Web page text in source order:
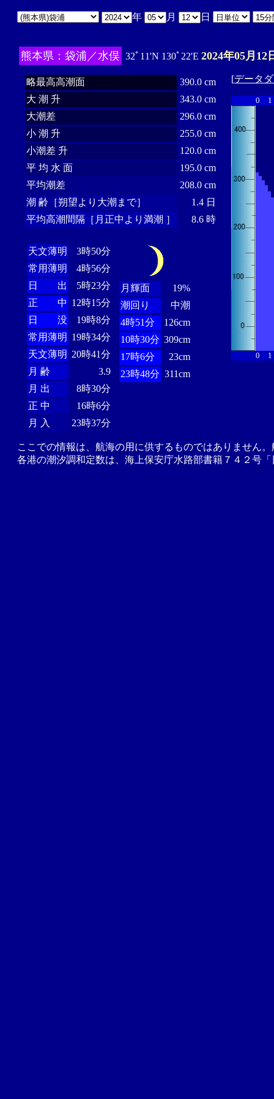
年 月 日
熊本県：袋浦／水俣 32ﾟ11'N 130ﾟ22'E 2024年05月12
略最高高潮面
390.0 cm
大 潮 升
343.0 cm
大潮差
296.0 cm
小 潮 升
255.0 cm
小潮差 升
120.0 cm
平 均 水 面
195.0 cm
平均潮差
208.0 cm
潮 齢［朔望より大潮まで］
1.4 日
平均高潮間隔［月正中より満潮 ］
8.6 時
天文薄明
3時50分
常用薄明
4時56分
日 出
5時23分
正 中 12時15分
日 没
19時8分
常用薄明 19時34分
天文薄明 20時41分
月 齢
3.9
月 出
8時30分
正 中
16時6分
月 入
23時37分
月輝面
19%
潮回り
中潮
4時51分
126cm
10時30分 309cm
17時6分
23cm
23時48分 311cm
[データ
0 1
0 1
ここでの情報は、航海の用に供するものではありません
各港の潮汐調和定数は、海上保安庁水路部書籍７４２号